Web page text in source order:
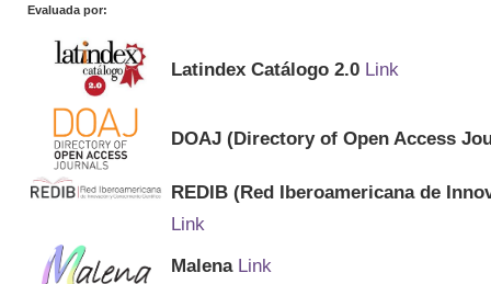
Evaluada por:
Latindex Catálogo 2.0 Link
DOAJ (Directory of Open Access
REDIB (Red Iberoamericana de
Link
Malena Link